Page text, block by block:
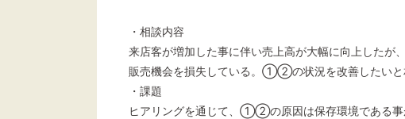
・相談内容
来店客が増加した事に伴い売上高が大幅に向上した
販売機会を損失している。①②の状況を改善したいと
・課題
ヒアリングを通じて、①②の原因は保存環境である事